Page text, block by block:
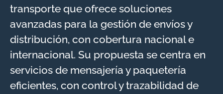
transporte que ofrece soluciones
avanzadas para la gestión de envíos y
distribución, con cobertura nacional e
internacional. Su propuesta se centra en
servicios de mensajería y paquetería
eficientes, con control y trazabilidad de